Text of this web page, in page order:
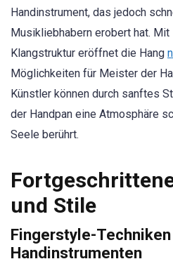
Handinstrument, das jedoch
Musikliebhabern erobert hat.
Klangstruktur eröffnet die Hang
Möglichkeiten für Meister der
Künstler können durch sanftes
der Handpan eine Atmosphäre
Seele berührt.
und Stile
Fingerstyle-
Handinstrumenten